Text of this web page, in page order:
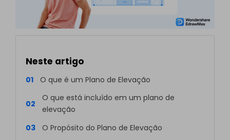
Neste artigo
01 O que é um Plano de Elevação
02
O que está incluído em um plano de
elevação
03
O Propósito do Plano de Elevação